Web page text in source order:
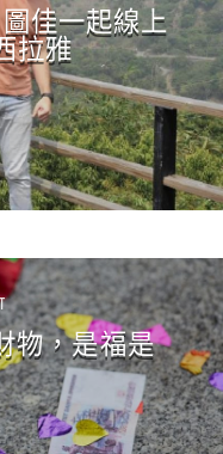
佳一起線上
拉雅
物，是福是